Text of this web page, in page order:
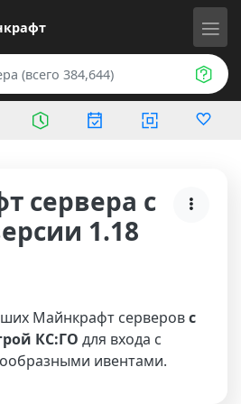
сервера с
1.18
Майнкрафт серверовс
КС:ГО для входа с
ивентами.